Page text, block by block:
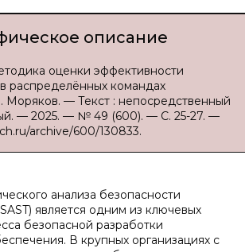
описание
оценки эффективности
распределённых командах
Моряков. — Текст : непосредственный
— 2025. — № 49 (600). — С. 25-27. —
archive/600/130833.
анализа безопасности
является одним из ключевых
безопасной разработки
В крупных организациях с